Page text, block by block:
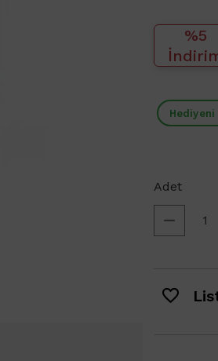
%5
Hediyeni
Adet